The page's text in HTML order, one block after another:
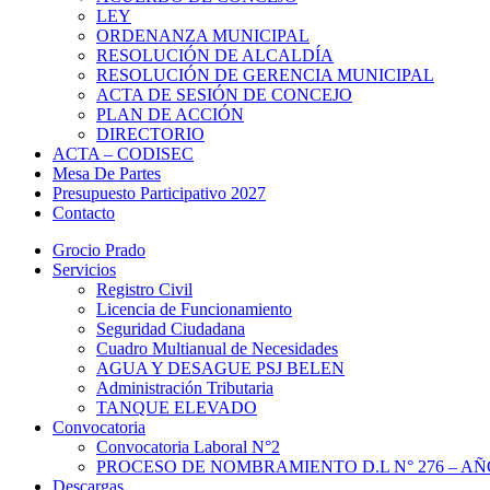
LEY
ORDENANZA MUNICIPAL
RESOLUCIÓN DE ALCALDÍA
RESOLUCIÓN DE GERENCIA MUNICIPAL
ACTA DE SESIÓN DE CONCEJO
PLAN DE ACCIÓN
DIRECTORIO
ACTA – CODISEC
Mesa De Partes
Presupuesto Participativo 2027
Contacto
Grocio Prado
Servicios
Registro Civil
Licencia de Funcionamiento
Seguridad Ciudadana
Cuadro Multianual de Necesidades
AGUA Y DESAGUE PSJ BELEN
Administración Tributaria
TANQUE ELEVADO
Convocatoria
Convocatoria Laboral N°2
PROCESO DE NOMBRAMIENTO D.L N° 276 –
Descargas